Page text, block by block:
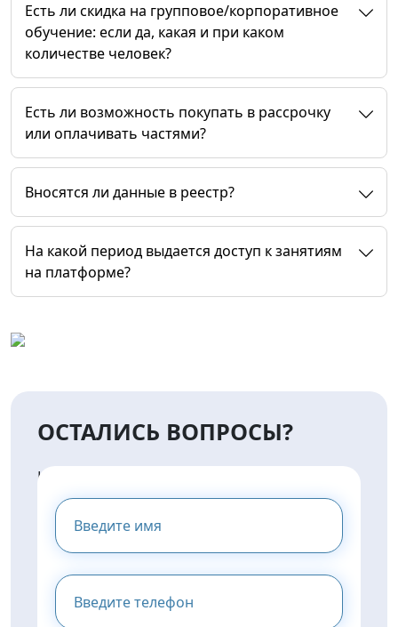
Есть ли скидка на групповое/корпоративное
обучение: если да, какая и при каком
количестве человек?
Есть ли возможность покупать в рассрочку
или оплачивать частями?
Вносятся ли данные в реестр?
На какой период выдается доступ к занятиям
на платформе?
ОСТАЛИСЬ ВОПРОСЫ?
НАПИШИТЕ НАМ И МЫ
ПРЕДОСТАВИМ ВАМ
КОНСУЛЬТАЦИЮ